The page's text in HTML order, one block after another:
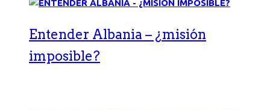
Entender Albania – ¿misión
imposible?